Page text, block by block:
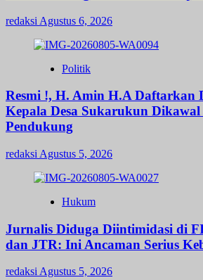
redaksi Agustus 6, 2026
Politik
Resmi !, H. Amin H.A Daftarkan
Kepala Desa Sukarukun
Pendukung
redaksi Agustus 5, 2026
Hukum
Jurnalis Diduga Diintimidasi di
dan JTR: Ini Ancaman Serius
redaksi Agustus 5, 2026